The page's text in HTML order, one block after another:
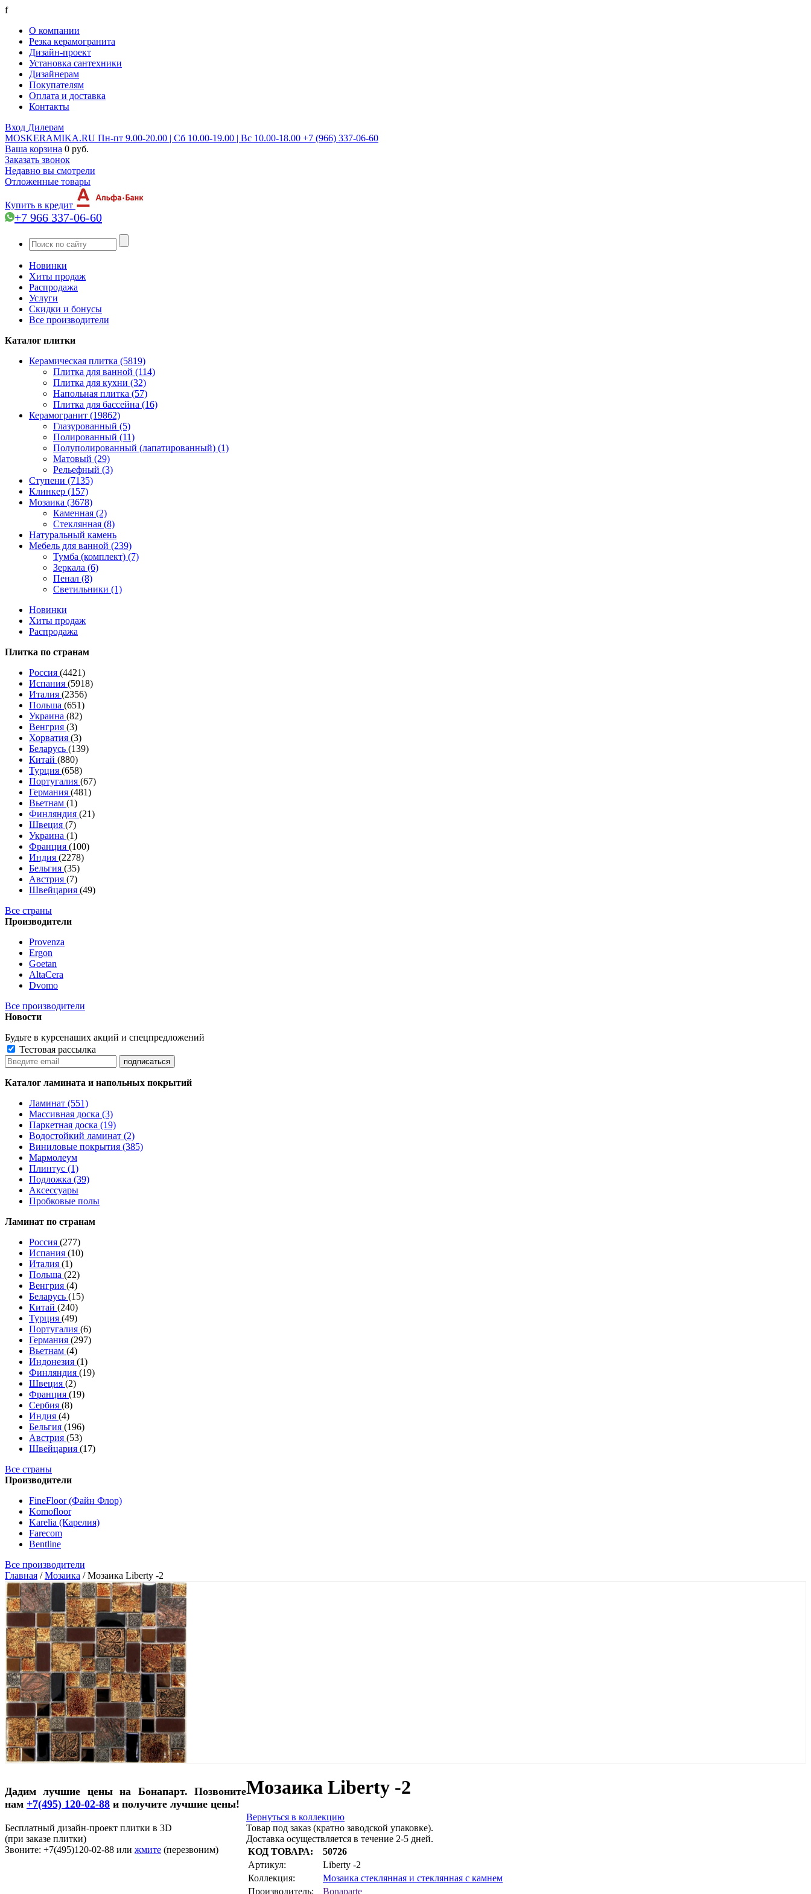
f
О компании
Резка керамогранита
Дизайн-проект
Установка сантехники
Дизайнерам
Покупателям
Оплата и доставка
Контакты
Вход Дилерам
MOSKERAMIKA.RU Пн-пт 9.00-20.00 | Сб 10.00-19.00 | Вс 10.00-18.00 +7 (966) 337-06-60
Ваша корзина 0 руб.
Заказать звонок
Недавно вы смотрели
Отложенные товары
Купить в кредит
+7 966 337-06-60
Новинки
Хиты продаж
Распродажа
Услуги
Скидки и бонусы
Все производители
Каталог плитки
Керамическая плитка (5819)
Плитка для ванной (114)
Плитка для кухни (32)
Напольная плитка (57)
Плитка для бассейна (16)
Керамогранит (19862)
Глазурованный (5)
Полированный (11)
Полуполированный (лапатированный) (1)
Матовый (29)
Рельефный (3)
Ступени (7135)
Клинкер (157)
Мозаика (3678)
Каменная (2)
Стеклянная (8)
Натуральный камень
Мебель для ванной (239)
Тумба (комплект) (7)
Зеркала (6)
Пенал (8)
Светильники (1)
Новинки
Хиты продаж
Распродажа
Плитка по странам
Россия (4421)
Испания (5918)
Италия (2356)
Польша (651)
Украина (82)
Венгрия (3)
Хорватия (3)
Беларусь (139)
Китай (880)
Турция (658)
Португалия (67)
Германия (481)
Вьетнам (1)
Финляндия (21)
Швеция (7)
Украина (1)
Франция (100)
Индия (2278)
Бельгия (35)
Австрия (7)
Швейцария (49)
Все страны
Производители
Provenza
Ergon
Goetan
AltaСera
Dvomo
Все производители
Новости
Будьте в курсенаших акций и спецпредложений
Тестовая рассылка
Каталог ламината и напольных покрытий
Ламинат (551)
Массивная доска (3)
Паркетная доска (19)
Водостойкий ламинат (2)
Виниловые покрытия (385)
Мармолеум
Плинтус (1)
Подложка (39)
Аксессуары
Пробковые полы
Ламинат по странам
Россия (277)
Испания (10)
Италия (1)
Польша (22)
Венгрия (4)
Беларусь (15)
Китай (240)
Турция (49)
Португалия (6)
Германия (297)
Вьетнам (4)
Индонезия (1)
Финляндия (19)
Швеция (2)
Франция (19)
Сербия (8)
Индия (4)
Бельгия (196)
Австрия (53)
Швейцария (17)
Все страны
Производители
FineFloor (Файн Флор)
Komofloor
Karelia (Карелия)
Farecom
Bentline
Все производители
Главная /Мозаика /Мозаика Liberty -2
Дадим лучшие цены на Бонапарт. Позвоните
нам +7(495) 120-02-88 и получите лучшие цены!
Бесплатный дизайн-проект плитки в 3D
(при заказе плитки)
Звоните: +7(495)120-02-88 или жмите (перезвоним)
Мозаика Liberty -2
Вернуться в коллекцию
Товар под заказ (кратно заводской упаковке).
Доставка осуществляется в течение 2-5 дней.
КОД ТОВАРА:
50726
Артикул:
Liberty -2
Коллекция:
Мозаика стеклянная и стеклянная с камнем
Производитель:
Bonaparte